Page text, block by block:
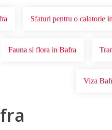
Sfaturi pentru o calatorie
Fauna si flora in Bafra
Viza